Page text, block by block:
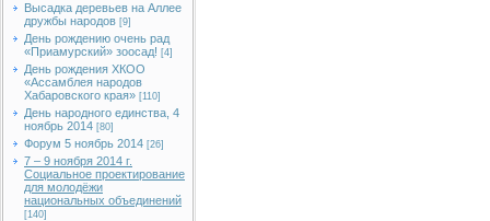
Высадка деревьев на Аллее
дружбы народов [9]
День рождению очень рад
«Приамурский» зоосад! [4]
День рождения ХКОО
«Ассамблея народов
Хабаровского края» [110]
День народного единства, 4
ноябрь 2014 [80]
Форум 5 ноябрь 2014 [26]
7 – 9 ноября 2014 г.
Социальное проектирование
для молодёжи
национальных объединений
[140]